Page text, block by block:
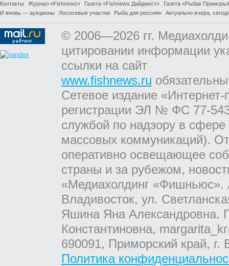
Контакты Журнал «Fishnews» Газета «Fishnews Дайджест»
Газета «Рыбак
И вновь — аукционы
Лососевые участки Рыба для россиян Актуально вчера,
© 2006—2026 гг.
цитировании информации
ссылки на сайт
www.fishnews.ru
Сетевое издание
регистрации ЭЛ № ФС 77-
службой по надзору в
массовых коммуникаций).
оперативно освещающее
страны и за рубежом,
«Медиахолдинг «Фишньюс».
Владивосток, ул.
Яшина Яна Александровна.
Константиновна,
690091, Приморский край,
Политика